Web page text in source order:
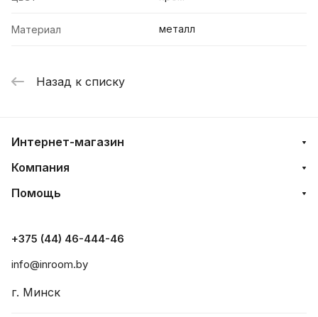
Материал металл
Назад к списку
Интернет-магазин
Компания
Помощь
+375 (44) 46-444-46
info@inroom.by
г. Минск